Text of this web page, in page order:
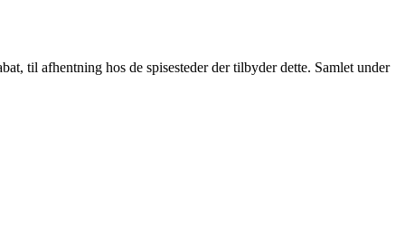
til afhentning hos de spisesteder der tilbyder dette. Samlet under